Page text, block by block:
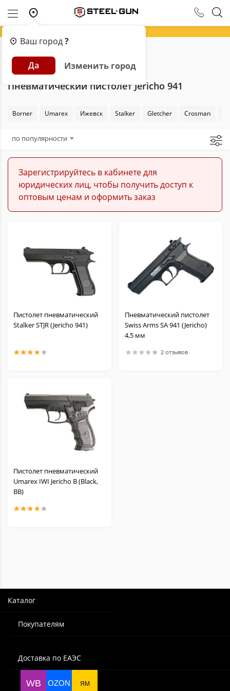
Ваш город?
Да Изменить город
Главная Каталог
Пневматические пистолеты
Jericho 941
Пневматический пистолет Jericho 941
Borner Umarex Ижевск Stalker Gletcher Crosman
по популярности
Зарегистрируйтесь в кабинете для
юридических лиц, чтобы получить доступ к
оптовым ценам и оформить заказ
Пистолет пневматический
Stalker STJR (Jericho 941)
Пневматический пистолет
Swiss Arms SA 941 (Jericho)
4,5 мм
2 отзывов
Пистолет пневматический
Umarex IWI Jericho B (Black,
BB)
Каталог
Покупателям
Доставка по ЕАЭС
WB OZON ЯМ